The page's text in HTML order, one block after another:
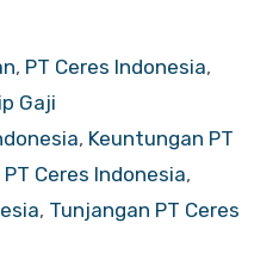
, PT Ceres Indonesia,
Gaji
, Keuntungan PT
PT Ceres Indonesia,
, Tunjangan PT Ceres